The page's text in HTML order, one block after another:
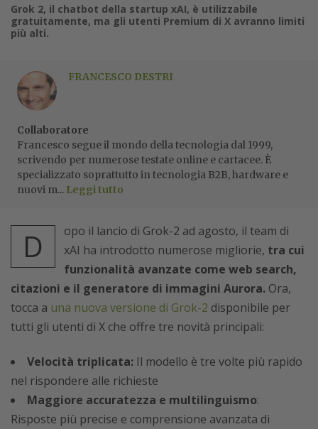
Grok 2, il chatbot della startup xAI, è utilizzabile
gratuitamente, ma gli utenti Premium di X avranno limiti
più alti.
FRANCESCO DESTRI
Collaboratore
Francesco segue il mondo della tecnologia dal 1999,
scrivendo per numerose testate online e cartacee. È
specializzato soprattutto in tecnologia B2B, hardware e
nuovi m... Leggi tutto
D
opo il lancio di Grok-2 ad agosto, il team di
xAI ha introdotto numerose migliorie, tra cui
funzionalità avanzate come web search,
citazioni e il generatore di immagini Aurora. Ora,
tocca a una nuova versione di Grok-2 disponibile per
tutti gli utenti di X che offre tre novità principali:
Velocità triplicata: Il modello è tre volte più rapido
nel rispondere alle richieste
Maggiore accuratezza e multilinguismo:
Risposte più precise e comprensione avanzata di